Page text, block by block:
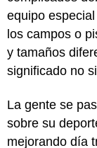
equipo
los campos o
y tamaños
significado no
La gente se
sobre su
mejorando día